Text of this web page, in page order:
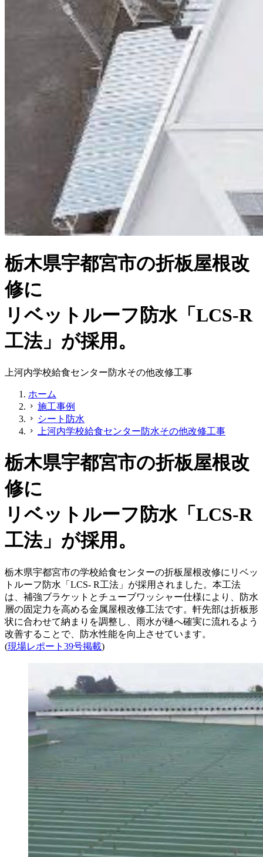
栃木県宇都宮市の折板屋根改
修に
リベットルーフ防水「LCS-R
工法」が採用。
上河内学校給食センター防水その他改修工事
ホーム
chevron_right 施工事例
chevron_right シート防水
chevron_right 上河内学校給食センター防水その他改修工事
栃木県宇都宮市の折板屋根改
修に
リベットルーフ防水「LCS-R
工法」が採用。
栃木県宇都宮市の学校給食センターの折板屋根改修にリベッ
トルーフ防水「LCS- R工法」が採用されました。本工法
は、補強ブラケットとチューブワッシャー仕様により、防水
層の固定力を高める金属屋根改修工法です。軒先部は折板形
状に合わせて納まりを調整し、雨水が樋へ確実に流れるよう
改善することで、防水性能を向上させています。
(現場レポート39号掲載)